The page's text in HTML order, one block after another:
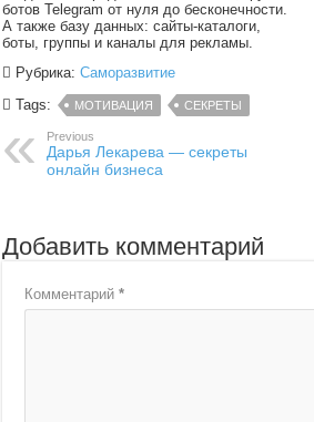
ботов Telegram от нуля до бесконечности.
А также базу данных: сайты-каталоги,
боты, группы и каналы для рекламы.
Рубрика:Саморазвитие
Tags:
МОТИВАЦИЯ СЕКРЕТЫ
Previous
Дарья Лекарева — секреты
онлайн бизнеса
Добавить комментарий
Комментарий*